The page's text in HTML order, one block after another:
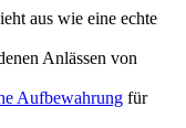
aus wie eine echte
Anlässen von
Aufbewahrung für